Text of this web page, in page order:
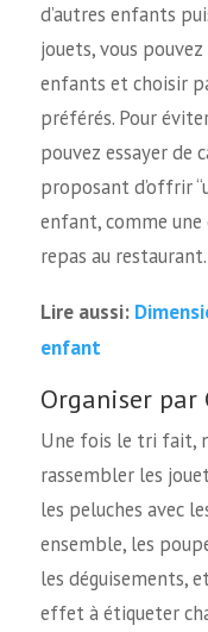
d’autres enfants
jouets, vous
enfants et choisir
préférés. Pour
pouvez essayer de
proposant d’offrir
enfant, comme une
repas au restaurant.
Lire aussi:
enfant
Organiser par
Une fois le tri fait,
rassembler les
les peluches avec
ensemble, les
les déguisements,
effet à étiqueter